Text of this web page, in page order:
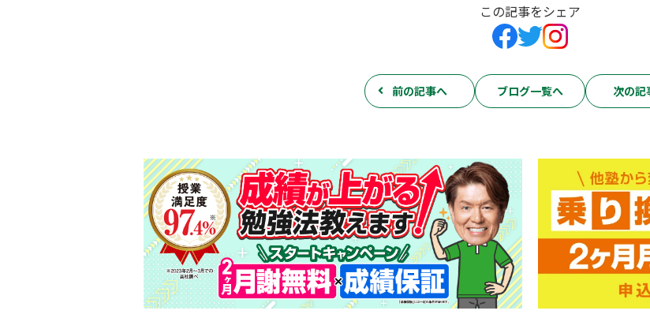
この記事をシェア
前の記事へ ブログ一覧へ 次の記